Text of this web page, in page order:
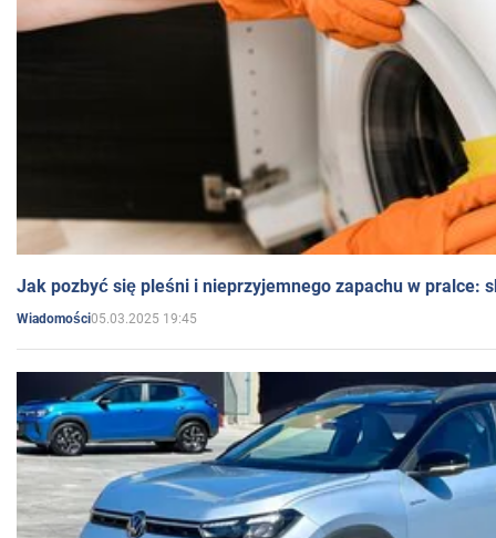
Jak pozbyć się pleśni i nieprzyjemnego zapachu w pralce:
Wiadomości05.03.2025 19:45